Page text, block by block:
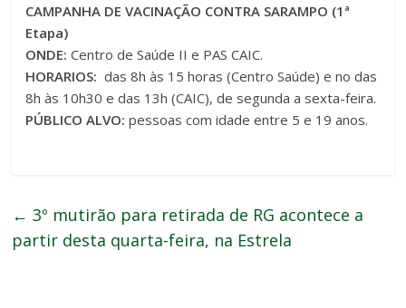
CAMPANHA DE VACINAÇÃO CONTRA SARAMPO (1ª
Etapa)
ONDE:Centro de Saúde II e PAS CAIC.
HORARIOS: das 8h às 15 horas (Centro Saúde) e no das
8h às 10h30 e das 13h (CAIC), de segunda a sexta-feira.
PÚBLICO ALVO:pessoas com idade entre 5 e 19 anos.
← 3º mutirão para retirada de RG acontece a
partir desta quarta-feira, na Estrela